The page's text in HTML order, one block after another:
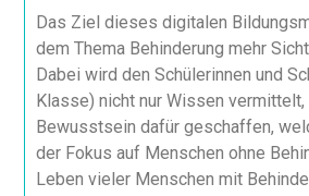
Das Ziel dieses digitalen
dem Thema Behinderung mehr
Dabei wird den Schülerinnen und
Klasse) nicht nur Wissen vermittelt,
Bewusstsein dafür geschaffen,
der Fokus auf Menschen ohne
Leben vieler Menschen mit